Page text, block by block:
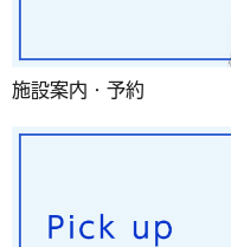
施設案内・予約